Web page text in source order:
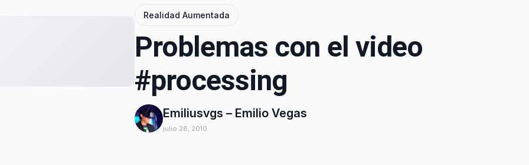
Realidad Aumentada
Problemas con el video
#processing
Emiliusvgs – Emilio Vegas
julio 28, 2010